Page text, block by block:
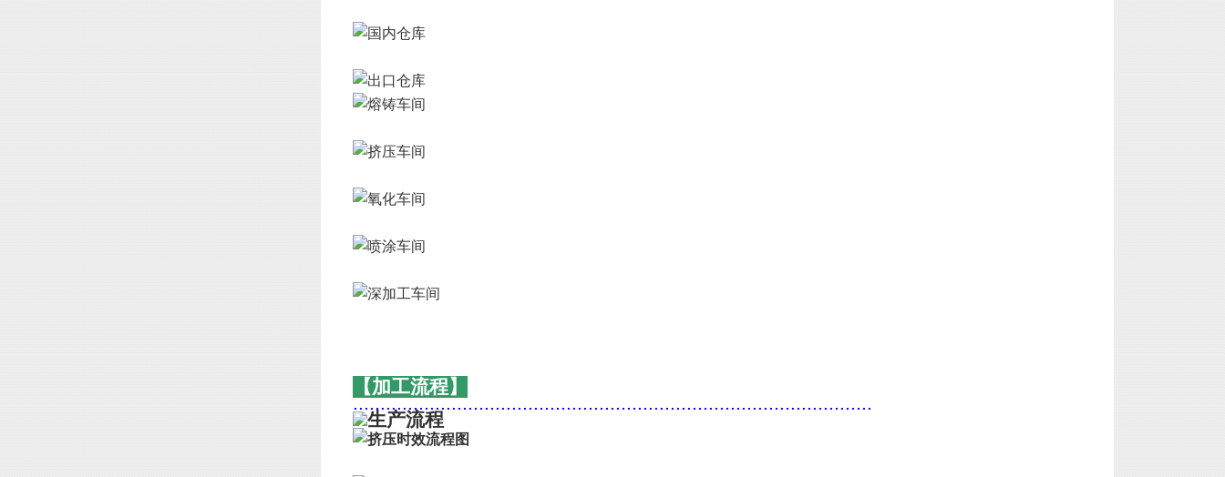
【加工流程】
...............................................................................................